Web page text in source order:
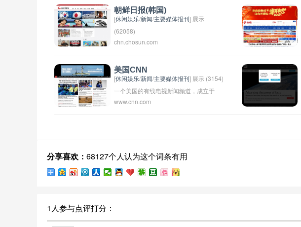
电台的官方名称。它提供新闻、评论、音
乐和文化节目，以及俄罗斯国内外的时事
报道。俄罗斯之声的宗旨是传播俄罗斯的
声音和文化，增进国际间的理解和交流。
朝鲜日报(韩国)
[休闲娱乐/新闻/主要媒体报刊] 展示
(62058)
chn.chosun.com
美国CNN
[休闲娱乐/新闻/主要媒体报刊] 展示 (3154)
一个美国的有线电视新闻频道，成立于
1980年。CNN是全球最大的24小时新闻频
获取最新新闻和信息的重要来源之一。
分支机构和记者团队为CNN提供了广泛的
www.cnn.com
分享喜欢： 68127个人认为这个词条有用
1人参与点评打分：